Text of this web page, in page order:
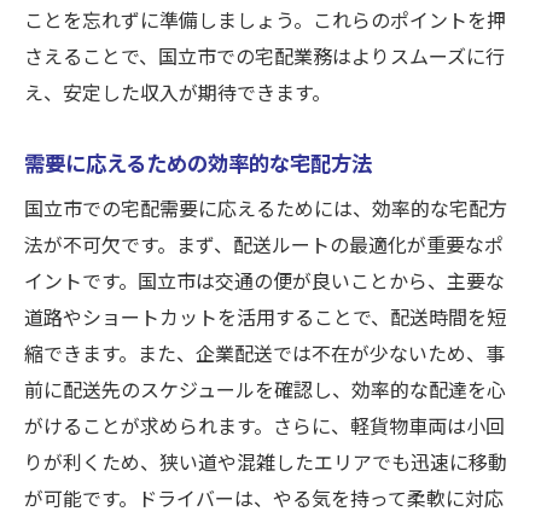
ことを忘れずに準備しましょう。これらのポイントを押
さえることで、国立市での宅配業務はよりスムーズに行
え、安定した収入が期待できます。
需要に応えるための効率的な宅配方法
国立市での宅配需要に応えるためには、効率的な宅配方
法が不可欠です。まず、配送ルートの最適化が重要なポ
イントです。国立市は交通の便が良いことから、主要な
道路やショートカットを活用することで、配送時間を短
縮できます。また、企業配送では不在が少ないため、事
前に配送先のスケジュールを確認し、効率的な配達を心
がけることが求められます。さらに、軽貨物車両は小回
りが利くため、狭い道や混雑したエリアでも迅速に移動
が可能です。ドライバーは、やる気を持って柔軟に対応